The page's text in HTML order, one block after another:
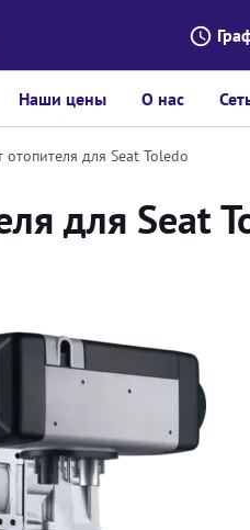
Наши цены О нас
отопителя для Seat Toledo
для Seat